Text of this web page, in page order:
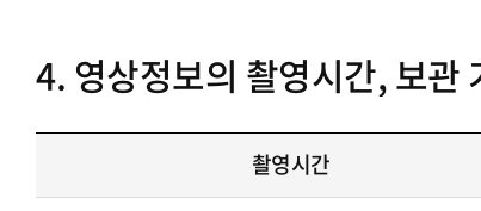
4. 영상정보의 촬영시간, 보관
촬영시간